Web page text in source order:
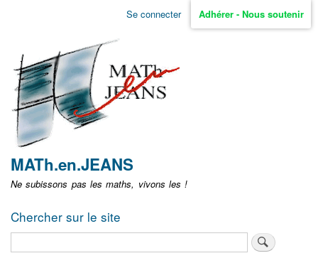
Aller
non
identifié
Se connecter Adhérer - Nous soutenir
MATh.en.JEANS
Ne subissons pas les maths, vivons les !
Chercher sur le site